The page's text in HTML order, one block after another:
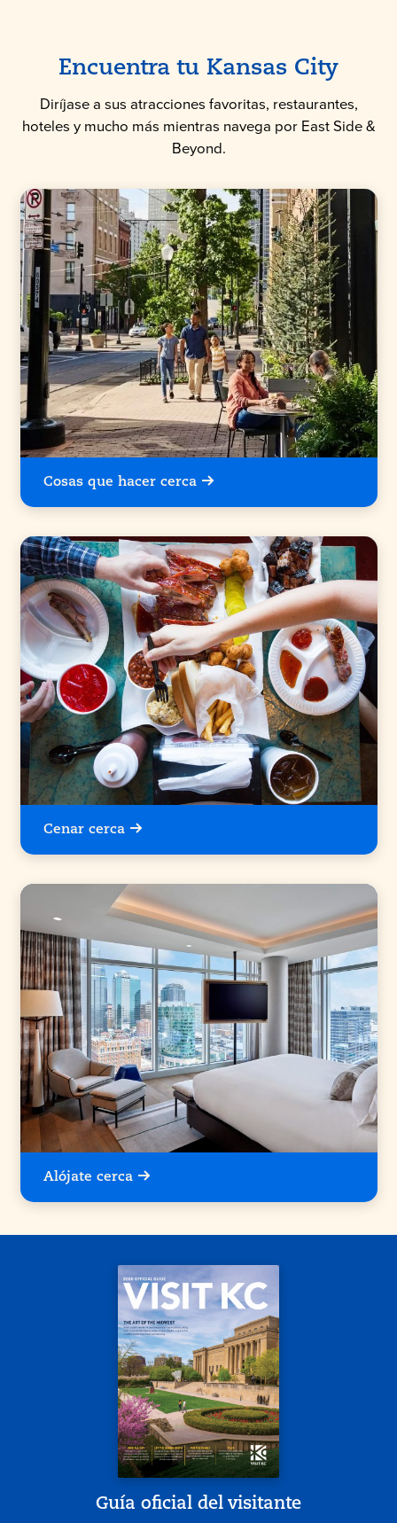
Encuentra tu Kansas City
Diríjase a sus atracciones favoritas, restaurantes,
hoteles y mucho más mientras navega por East Side &
Beyond.
Cosas que hacer cerca
Cenar cerca
Alójate cerca
Guía oficial del visitante